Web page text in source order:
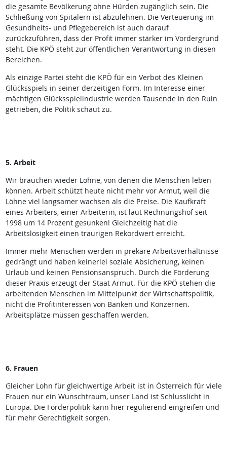
die gesamte Bevölkerung ohne Hürden zugänglich sein. Die
Schließung von Spitälern ist abzulehnen. Die Verteuerung im
Gesundheits- und Pflegebereich ist auch darauf
zurückzuführen, dass der Profit immer stärker im Vordergrund
steht. Die KPÖ steht zur öffentlichen Verantwortung in diesen
Bereichen.
Als einzige Partei steht die KPÖ für ein Verbot des Kleinen
Glücksspiels in seiner derzeitigen Form. Im Interesse einer
mächtigen Glücksspielindustrie werden Tausende in den Ruin
getrieben, die Politik schaut zu.
5. Arbeit
Wir brauchen wieder Löhne, von denen die Menschen leben
können. Arbeit schützt heute nicht mehr vor Armut, weil die
Löhne viel langsamer wachsen als die Preise. Die Kaufkraft
eines Arbeiters, einer Arbeiterin, ist laut Rechnungshof seit
1998 um 14 Prozent gesunken! Gleichzeitig hat die
Arbeitslosigkeit einen traurigen Rekordwert erreicht.
Immer mehr Menschen werden in prekäre Arbeitsverhältnisse
gedrängt und haben keinerlei soziale Absicherung, keinen
Urlaub und keinen Pensionsanspruch. Durch die Förderung
dieser Praxis erzeugt der Staat Armut. Für die KPÖ stehen die
arbeitenden Menschen im Mittelpunkt der Wirtschaftspolitik,
nicht die Profitinteressen von Banken und Konzernen.
Arbeitsplätze müssen geschaffen werden.
6. Frauen
Gleicher Lohn für gleichwertige Arbeit ist in Österreich für viele
Frauen nur ein Wunschtraum, unser Land ist Schlusslicht in
Europa. Die Förderpolitik kann hier regulierend eingreifen und
für mehr Gerechtigkeit sorgen.